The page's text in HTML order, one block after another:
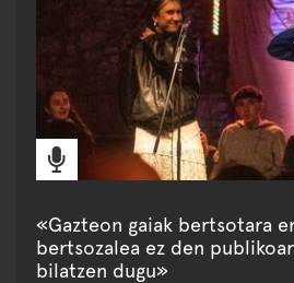
«Gazteon gaiak bertsotara
bertsozalea ez den
bilatzen dugu»